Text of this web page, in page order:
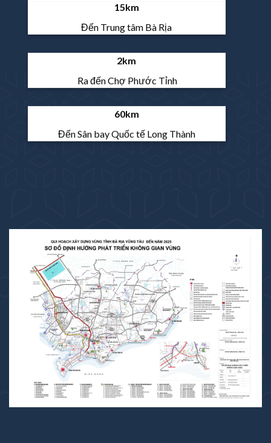
15km
Đến Trung tâm Bà Rịa
2km
Ra đến Chợ Phước Tỉnh
60km
Đến Sân bay Quốc tế Long Thành